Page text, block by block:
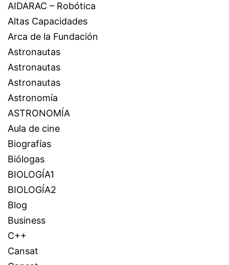
AIDARAC – Robótica
Altas Capacidades
Arca de la Fundación
Astronautas
Astronautas
Astronautas
Astronomía
ASTRONOMÍA
Aula de cine
Biografías
Biólogas
BIOLOGÍA1
BIOLOGÍA2
Blog
Business
C++
Cansat